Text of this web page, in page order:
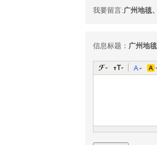
我要留言:广州地毯
信息标题： 广州地